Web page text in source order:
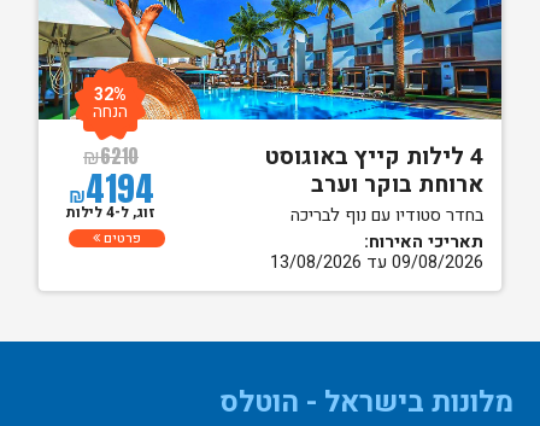
4 לילות קייץ באוגוסט
ארוחת בוקר וערב
בחדר סטודיו עם נוף לבריכה
תאריכי האירוח:
09/08/2026 עד 13/08/2026
₪6210
₪4194
32%
הנחה
זוג, ל-4 לילות
פרטים
מלונות בישראל - הוטלס